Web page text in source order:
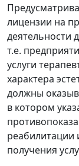
лицензии на
деятельности
т.е.
услуги
характера
должны
в котором
реабилитации
получения